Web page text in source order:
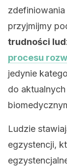
przyjmijmy
trudności
procesu
jedynie
do
Ludzie
egzystencji,